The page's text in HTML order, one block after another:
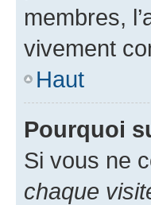
membres,
vivement
Haut
Pourquoi
Si vous ne
chaque